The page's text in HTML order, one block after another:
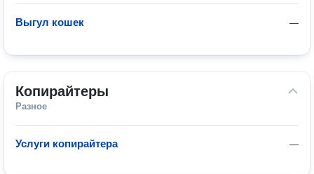
—
Выгул кошек
Копирайтеры
Разное
—
Услуги копирайтера